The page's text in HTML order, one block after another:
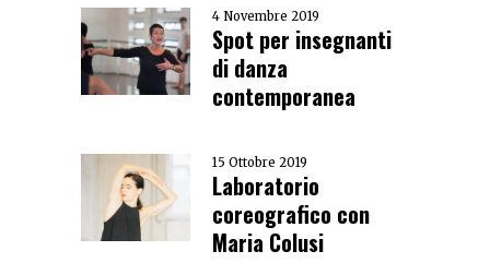
4 Novembre 2019
Spot per insegnanti
di danza
contemporanea
15 Ottobre 2019
Laboratorio
coreografico con
Maria Colusi